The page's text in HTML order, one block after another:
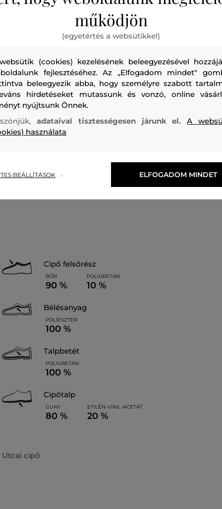
Kombinált anyagból készült, bokáig érő női tornacipő,
megjelenésével és maximális viselési kényelmével
strukturált felületet párnázott szegély és sima,
tonális panelek teszik különlegessé. Cipőfűzővel és két
amelyek közül az egyiken KARL logó látható. A
sarokhurokkal ellátott. Rendkívül stílusos lábbeli, amely
Szabás/TípusSPORTCIPŐ Szezon: FW24
Termék kódja
cipő felsőrész
BŐR
90 %
POLIURETÁN
10 %
bélésanyag
POLIÉSZTER
100 %
talpbetét
POLIURETÁN
100 %
cipőtalp
GUMI
80 %
ETILÉN-VINIL-ACETÁT
20 %
Utcai cipő
működjön
(egyetértés a websütikkel)
(cookies) kezelésének beleegyezésével
fejlesztéséhez. Az „Elfogadom mindet"
beleegyezik abba, hogy személyre szabott
hirdetéseket mutassunk és vonzó, online
nyújtsunk Önnek.
adataival tisztességesen járunk el.A
használata
BEÁLLÍTÁSOK ELFOGADOM MINDET